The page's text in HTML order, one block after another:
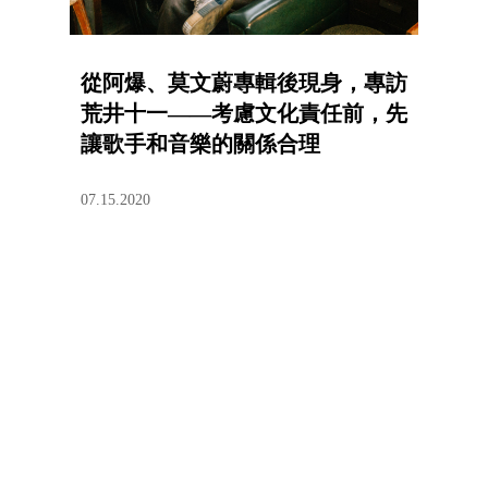
從阿爆、莫文蔚專輯後現身，專訪
荒井十一——考慮文化責任前，先
讓歌手和音樂的關係合理
07.15.2020